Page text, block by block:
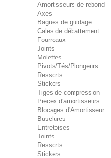
Amortisseurs de rebond
Axes
Bagues de guidage
Cales de débattement
Fourreaux
Joints
Molettes
Pivots/Tés/Plongeurs
Ressorts
Stickers
Tiges de compression
Pièces d'amortisseurs
Blocages d'Amortisseur
Buselures
Entretoises
Joints
Ressorts
Stickers